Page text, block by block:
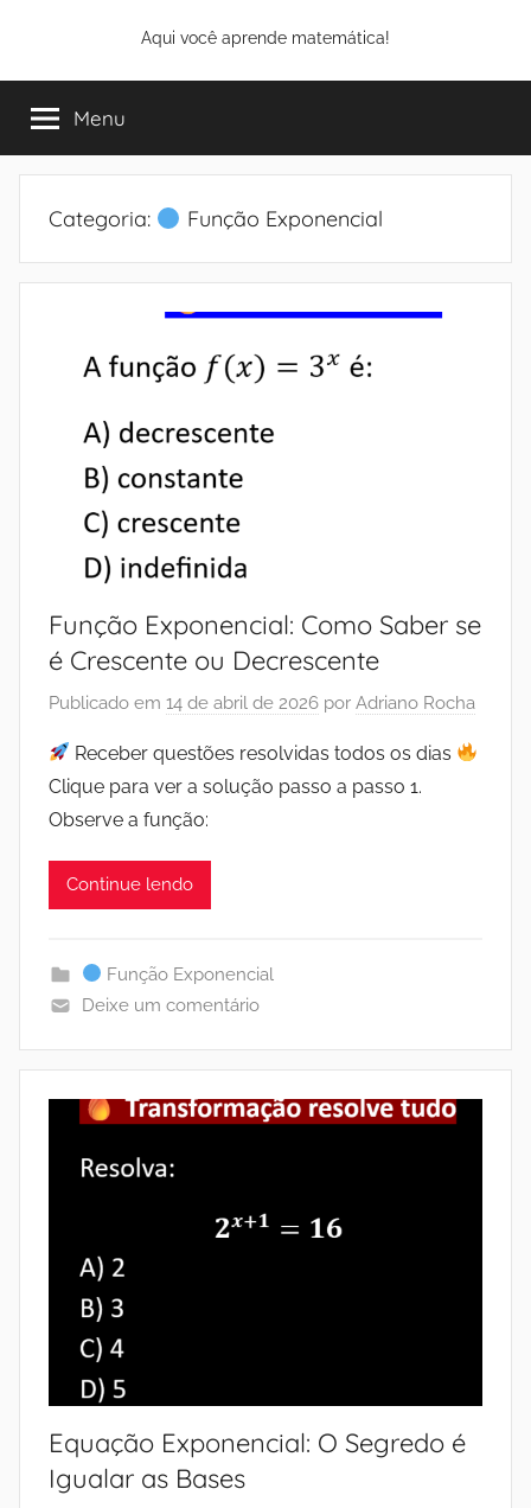
o
conteúdo
Aqui você aprende matemática!
Menu
Categoria: Função Exponencial
Função Exponencial: Como Saber se
é Crescente ou Decrescente
Publicado em 14 de abril de 2026 por Adriano Rocha
Receber questões resolvidas todos os dias
Clique para ver a solução passo a passo 1.
Observe a função:
Continue lendo
Função Exponencial
Deixe um comentário
Equação Exponencial: O Segredo é
Igualar as Bases